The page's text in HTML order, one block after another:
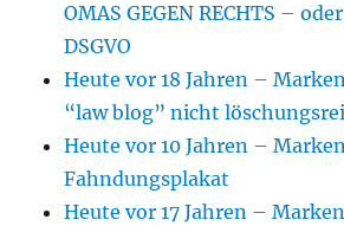
OMAS GEGEN RECHTS –
DSGVO
Heute vor 18 Jahren –
“law blog” nicht
Heute vor 10 Jahren –
Fahndungsplakat
Heute vor 17 Jahren –